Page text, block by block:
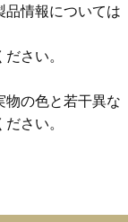
品情報については
さい。
物の色と若干異な
さい。